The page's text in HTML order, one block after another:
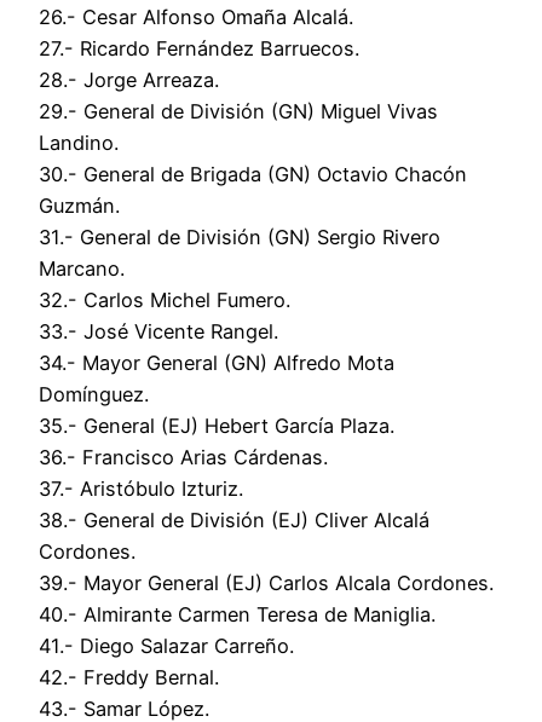
26.- Cesar Alfonso Omaña Alcalá.
27.- Ricardo Fernández Barruecos.
28.- Jorge Arreaza.
29.- General de División (GN) Miguel Vivas
Landino.
30.- General de Brigada (GN) Octavio Chacón
Guzmán.
31.- General de División (GN) Sergio Rivero
Marcano.
32.- Carlos Michel Fumero.
33.- José Vicente Rangel.
34.- Mayor General (GN) Alfredo Mota
Domínguez.
35.- General (EJ) Hebert García Plaza.
36.- Francisco Arias Cárdenas.
37.- Aristóbulo Izturiz.
38.- General de División (EJ) Cliver Alcalá
Cordones.
39.- Mayor General (EJ) Carlos Alcala Cordones.
40.- Almirante Carmen Teresa de Maniglia.
41.- Diego Salazar Carreño.
42.- Freddy Bernal.
43.- Samar López.